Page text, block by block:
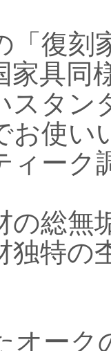
「復刻
家具同
スタン
お使い
ィーク
の総無
独特の
オー